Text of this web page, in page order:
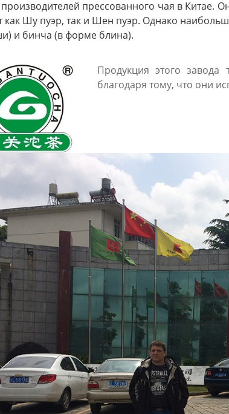
прессованного чая в Китае.
как Шу пуэр, так и Шен пуэр. Однако
и бинча (в форме блина).
Продукция этого
благодаря тому, что они